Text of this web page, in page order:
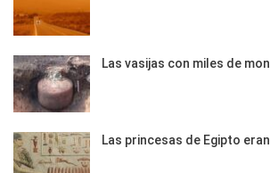
Las vasijas con miles de
Las princesas de Egipto